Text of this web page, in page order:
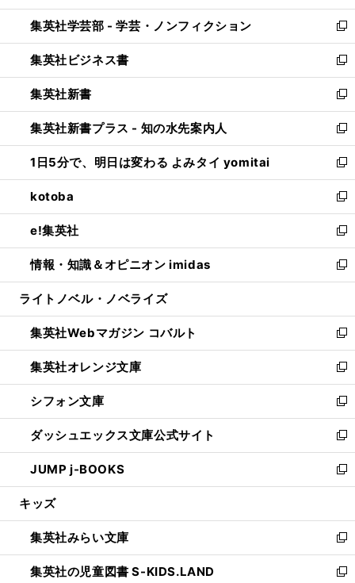
開
く
ウ
で
開
く
ン
ド
ウ
で
開
く
ウ
ィ
ン
ド
ウ
で
開
く
集英社学芸部 - 学芸・ノンフィクション
新
し
い
ウ
ィ
ン
ド
ウ
で
開
く
集英社ビジネス書
新
し
い
ウ
ィ
ン
ド
ウ
で
開
く
集英社新書
新
し
い
ウ
ィ
ン
ド
ウ
で
開
く
集英社新書プラス - 知の水先案内人
新
し
い
ウ
ィ
ン
ド
ウ
で
開
1日5分で、明日は変わる よみタイ yomitai
新
し
い
ウ
ィ
ン
ド
ウ
開
く
kotoba
新
し
い
ウ
ィ
ン
ウ
で
開
く
e!集英社
新
し
い
ウ
ン
ド
ウ
で
開
く
情報・知識＆オピニオン imidas
新
し
ウ
ィ
ン
ド
ウ
で
開
く
ライトノベル・ノベライズ
集英社Webマガジン コバルト
新
し
い
ウ
ィ
ン
ド
ウ
で
開
集英社オレンジ文庫
新
し
い
ウ
ィ
ン
ド
ウ
開
く
シフォン文庫
新
し
い
ウ
ィ
ン
ウ
で
開
く
ダッシュエックス文庫公式サイト
新
し
い
ウ
ン
ド
ウ
で
JUMP j-BOOKS
新
し
ウ
ィ
ン
ド
キッズ
集英社みらい文庫
新
し
い
集英社の児童図書 S-KIDS.LAND
新